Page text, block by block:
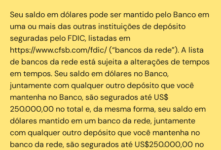
Seu saldo em dólares pode ser mantido pelo Banco em
uma ou mais das outras instituições de depósito
seguradas pelo FDIC, listadas em
https://www.cfsb.com/fdic/ (“bancos da rede”). A lista
de bancos da rede está sujeita a alterações de tempos
em tempos. Seu saldo em dólares no Banco,
juntamente com qualquer outro depósito que você
mantenha no Banco, são segurados até US$
250.000,00 no total e, da mesma forma, seu saldo em
dólares mantido em um banco da rede, juntamente
com qualquer outro depósito que você mantenha no
banco da rede, são segurados até US$250.000,00 no